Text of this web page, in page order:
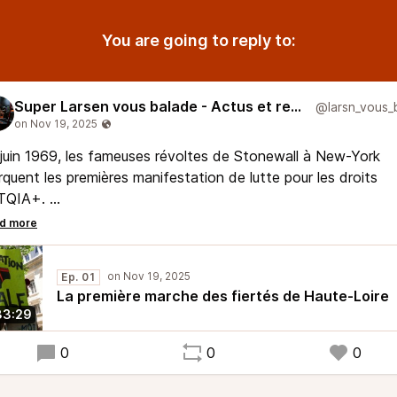
You are going to reply to:
Super Larsen vous balade - Actus et reportages
1969, les fameuses révoltes de Stonewall à New-York
les premières manifestation de lutte pour les droits
voilà 56 ans plus tard, le 28 juin 2025, SuperLarsen vous
au départ de la toute première marche des fiertés
au Puy en Velay.
Ep. 01
La première marche des fiertés de Haute-Loire
0 0 0